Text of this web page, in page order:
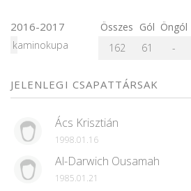
2016-2017 Összes Gól Öngól
kaminokupa
162 61 -
JELENLEGI CSAPATTÁRSAK
Ács Krisztián
1998.01.16
Al-Darwich Ousamah
1985.01.21